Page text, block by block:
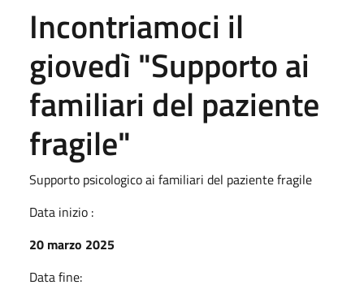
Incontriamoci il
giovedì "Supporto ai
familiari del paziente
fragile"
Supporto psicologico ai familiari del paziente fragile
Data inizio :
20 marzo 2025
Data fine: